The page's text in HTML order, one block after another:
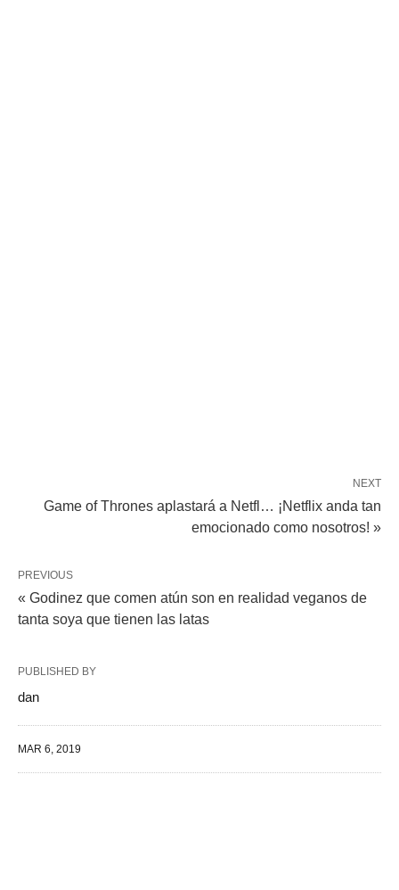
NEXT
Game of Thrones aplastará a Netfl… ¡Netflix anda tan
emocionado como nosotros! »
PREVIOUS
« Godinez que comen atún son en realidad veganos de
tanta soya que tienen las latas
PUBLISHED BY
dan
MAR 6, 2019